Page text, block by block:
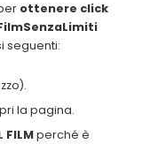
ottenere click
seguenti:
la pagina.
FILMperché è